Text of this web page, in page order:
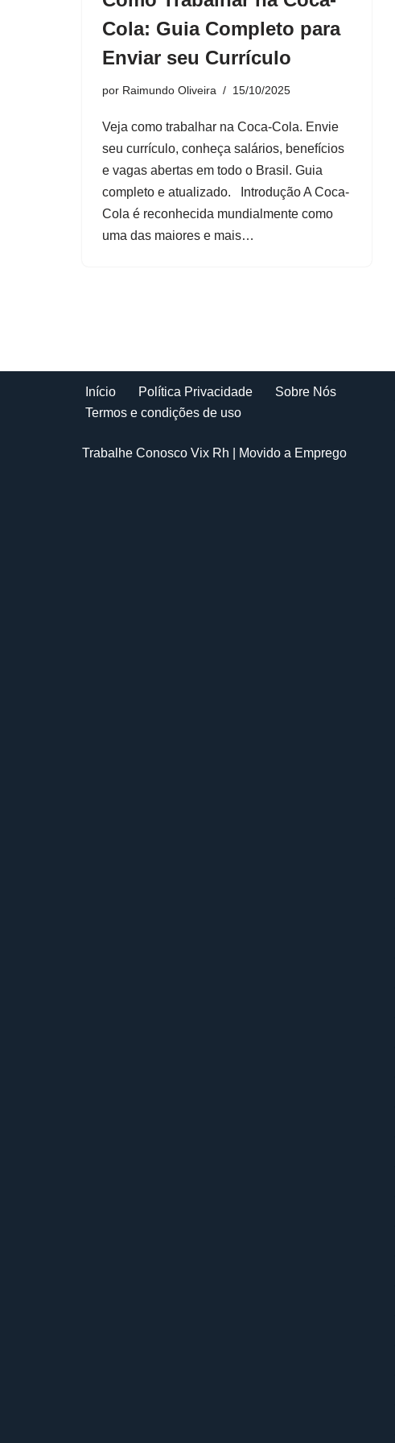
Cola: Guia Completo para
Enviar seu Currículo
por Raimundo Oliveira 15/10/2025
Veja como trabalhar na Coca-Cola. Envie
seu currículo, conheça salários, benefícios
e vagas abertas em todo o Brasil. Guia
completo e atualizado. Introdução A Coca-
Cola é reconhecida mundialmente como
uma das maiores e mais…
Início Política Privacidade
Sobre Nós
Termos e condições de uso
Trabalhe Conosco Vix Rh | Movido a Emprego